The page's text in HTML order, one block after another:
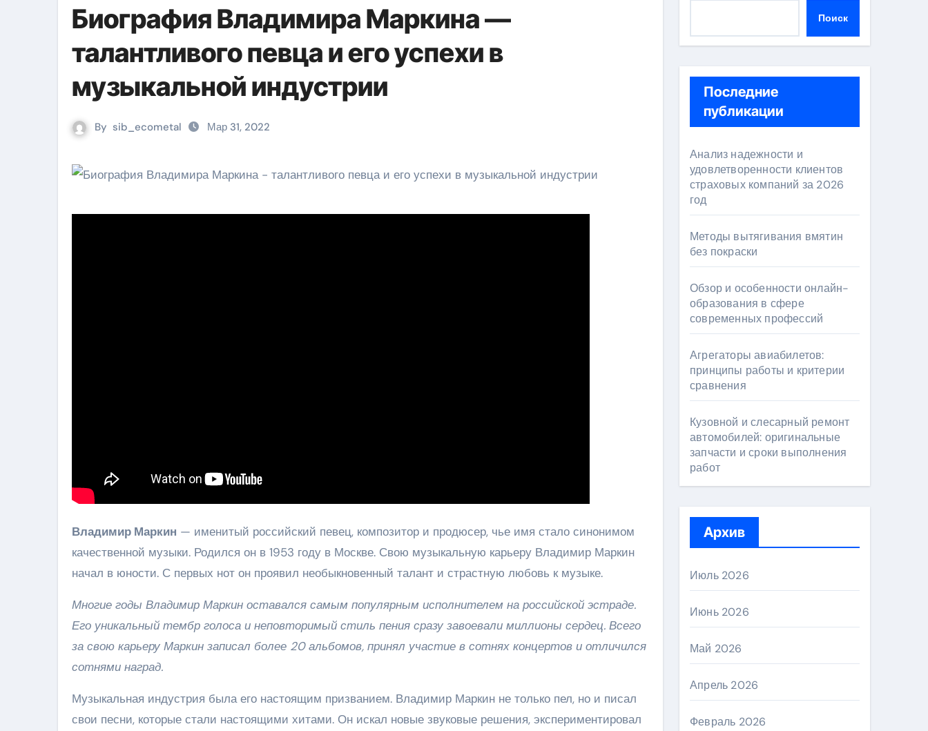
Биография Владимира Маркина —
талантливого певца и его успехи в
музыкальной индустрии
By sib_ecometal Мар 31, 2022
Владимир Маркин — именитый российский певец, композитор и продюсер, чье имя стало синонимом
качественной музыки. Родился он в 1953 году в Москве. Свою музыкальную карьеру Владимир Маркин
начал в юности. С первых нот он проявил необыкновенный талант и страстную любовь к музыке.
Многие годы Владимир Маркин оставался самым популярным исполнителем на российской эстраде.
Его уникальный тембр голоса и неповторимый стиль пения сразу завоевали миллионы сердец. Всего
за свою карьеру Маркин записал более 20 альбомов, принял участие в сотнях концертов и отличился
сотнями наград.
Музыкальная индустрия была его настоящим призванием. Владимир Маркин не только пел, но и писал
свои песни, которые стали настоящими хитами. Он искал новые звуковые решения, экспериментировал
Поиск
Последние
публикации
Анализ надежности и
удовлетворенности клиентов
страховых компаний за 2026
год
Методы вытягивания вмятин
без покраски
Обзор и особенности онлайн-
образования в сфере
современных профессий
Агрегаторы авиабилетов:
принципы работы и критерии
сравнения
Кузовной и слесарный ремонт
автомобилей: оригинальные
запчасти и сроки выполнения
работ
Архив
Июль 2026
Июнь 2026
Май 2026
Апрель 2026
Февраль 2026